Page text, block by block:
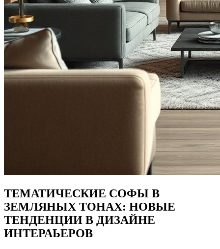
ТЕМАТИЧЕСКИЕ СОФЫ В
ЗЕМЛЯНЫХ ТОНАХ: НОВЫЕ
ТЕНДЕНЦИИ В ДИЗАЙНЕ
ИНТЕРАЬЕРОВ